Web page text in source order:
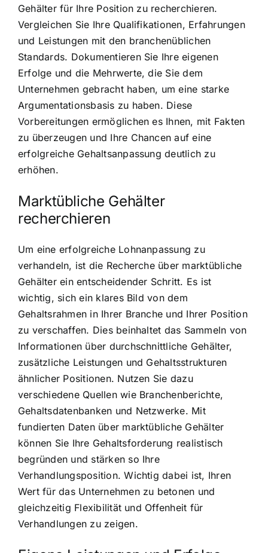
Gehälter für Ihre Position zu recherchieren.
Vergleichen Sie Ihre Qualifikationen, Erfahrungen
und Leistungen mit den branchenüblichen
Standards. Dokumentieren Sie Ihre eigenen
Erfolge und die Mehrwerte, die Sie dem
Unternehmen gebracht haben, um eine starke
Argumentationsbasis zu haben. Diese
Vorbereitungen ermöglichen es Ihnen, mit Fakten
zu überzeugen und Ihre Chancen auf eine
erfolgreiche Gehaltsanpassung deutlich zu
erhöhen.
Marktübliche Gehälter
recherchieren
Um eine erfolgreiche Lohnanpassung zu
verhandeln, ist die Recherche über marktübliche
Gehälter ein entscheidender Schritt. Es ist
wichtig, sich ein klares Bild von dem
Gehaltsrahmen in Ihrer Branche und Ihrer Position
zu verschaffen. Dies beinhaltet das Sammeln von
Informationen über durchschnittliche Gehälter,
zusätzliche Leistungen und Gehaltsstrukturen
ähnlicher Positionen. Nutzen Sie dazu
verschiedene Quellen wie Branchenberichte,
Gehaltsdatenbanken und Netzwerke. Mit
fundierten Daten über marktübliche Gehälter
können Sie Ihre Gehaltsforderung realistisch
begründen und stärken so Ihre
Verhandlungsposition. Wichtig dabei ist, Ihren
Wert für das Unternehmen zu betonen und
gleichzeitig Flexibilität und Offenheit für
Verhandlungen zu zeigen.